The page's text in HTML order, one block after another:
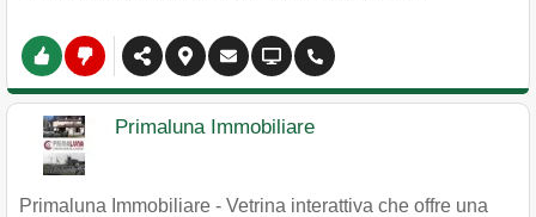
Primaluna Immobiliare
Primaluna Immobiliare - Vetrina interattiva che offre una